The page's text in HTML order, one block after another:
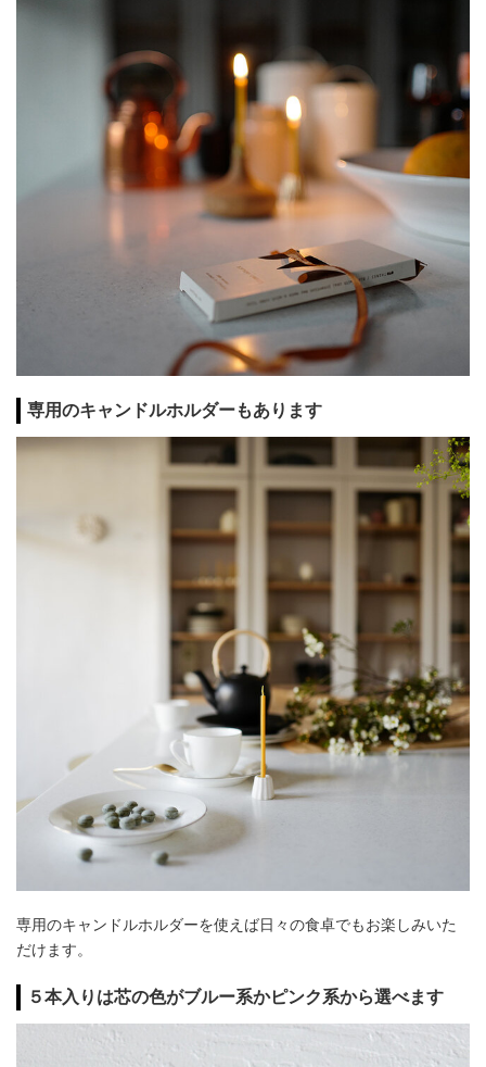
専用のキャンドルホルダーもあります
専用のキャンドルホルダーを使えば日々の食卓でもお楽しみいた
だけます。
５本入りは芯の色がブルー系かピンク系から選べます